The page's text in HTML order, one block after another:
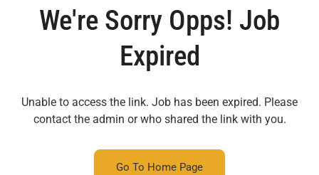
We're Sorry Opps! Job
Expired
Unable to access the link. Job has been expired. Please
contact the admin or who shared the link with you.
Go To Home Page